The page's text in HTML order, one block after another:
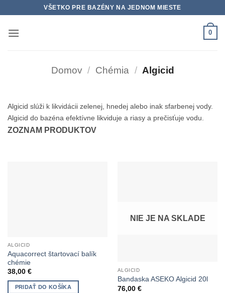
content
VŠETKO PRE BAZÉNY NA JEDNOM MIESTE
0
Domov / Chémia / Algicid
Algicid slúži k likvidácii zelenej, hnedej alebo inak sfarbenej vody.
Algicid do bazéna efektívne likviduje a riasy a prečisťuje vodu.
ZOZNAM PRODUKTOV
ALGICID
Aquacorrect štartovací balík
chémie
38,00 €
PRIDAŤ DO KOŠÍKA
NIE JE NA SKLADE
ALGICID
Bandaska ASEKO Algicid 20l
76,00 €